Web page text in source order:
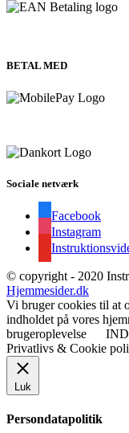
BETAL MED
Sociale netværk
Facebook
Instagram
© copyright - 2020
Hjemmesider.dk
Vi bruger cookies til at
indholdet på vores
brugeroplevelse
Privatlivs & Cookie
Luk
Persondatapolitik